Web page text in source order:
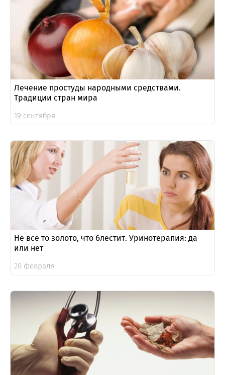
Лечение простуды народными средствами.
Традиции стран мира
19 сентября
Не все то золото, что блестит. Уринотерапия: да
или нет
20 февраля